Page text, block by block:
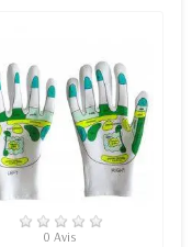
EN STOCK
0 Avis